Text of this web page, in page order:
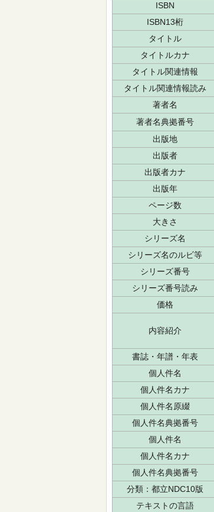
ISBN
ISBN13桁
タイトル
タイトルカナ
タイトル関連情報
タイトル関連情報読み
著者名
著者名典拠番号
出版地
出版者
出版者カナ
出版年
ページ数
大きさ
シリーズ名
シリーズ名のルビ等
シリーズ番号
シリーズ番号読み
価格
内容紹介
書誌・年譜・年表
個人件名
個人件名カナ
個人件名原綴
個人件名典拠番号
個人件名
個人件名カナ
個人件名典拠番号
分類：都立NDC10版
テキストの言語